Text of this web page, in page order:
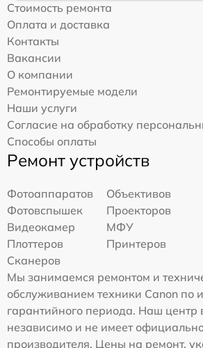
Стоимость ремонта
Оплата и доставка
Контакты
Вакансии
О компании
Ремонтируемые модели
Наши услуги
Согласие на обработку
Способы оплаты
Ремонт устройств
Фотоаппаратов
Объективов
Фотовспышек
Проекторов
Видеокамер
МФУ
Плоттеров
Принтеров
Сканеров
Мы занимаемся ремонтом и
обслуживанием техники Canon по
гарантийного периода. Наш центр
независимо и не имеет
производителя. Цены на ремонт,